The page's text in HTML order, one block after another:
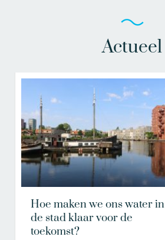
Fabi van Berkel
Portfoliomanager
030-6069571
fabi.van.berkel@kwrwater.nl
bekijk profiel
Actueel
Hoe maken we ons water in
de stad klaar voor de
toekomst?